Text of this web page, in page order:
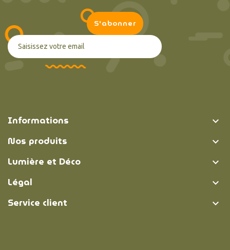
Informations 
Nos produits 
Lumière et Déco 
Légal 
Service client 